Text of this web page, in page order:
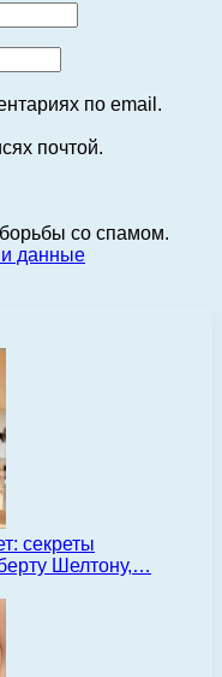
по email.
почтой.
со спамом.
данные
секреты
Шелтону,…